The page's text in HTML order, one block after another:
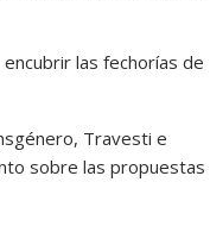
las fechorías de
Travesti e
sobre las propuestas